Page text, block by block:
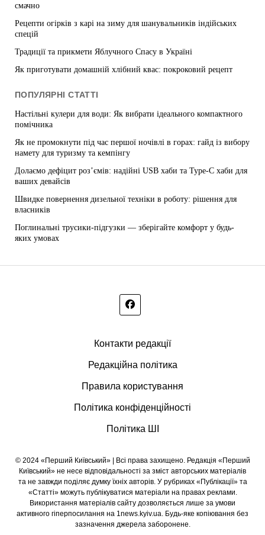
смачно
Рецепти огірків з карі на зиму для шанувальників індійських
спецій
Традиції та прикмети Яблучного Спасу в Україні
Як приготувати домашній хлібний квас: покроковий рецепт
ПОПУЛЯРНІ СТАТТІ
Настільні кулери для води: Як вибрати ідеального компактного
помічника
Як не промокнути під час першої ночівлі в горах: гайд із вибору
намету для туризму та кемпінгу
Долаємо дефіцит роз’ємів: надійні USB хаби та Type-C хаби для
ваших девайсів
Швидке повернення дизельної техніки в роботу: рішення для
власників
Поглинальні трусики-підгузки — зберігайте комфорт у будь-
яких умовах
Контакти редакції
Редакційна політика
Правила користування
Політика конфіденційності
Політика ШІ
© 2024 «Перший Київський» | Всі права захищено. Редакція «Перший
Київський» не несе відповідальності за зміст авторських матеріалів
та не завжди поділяє думку їхніх авторів. У рубриках «Публікації» та
«Статті» можуть публікуватися матеріали на правах реклами.
Використання матеріалів сайту дозволяється лише за умови
активного гіперпосилання на 1news.kyiv.ua. Будь-яке копіювання без
зазначення джерела заборонене.